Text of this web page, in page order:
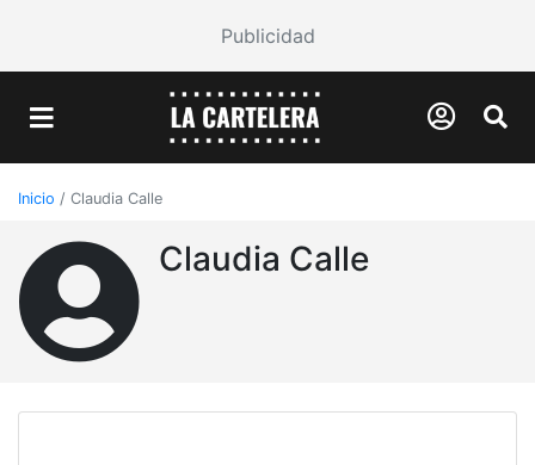
Publicidad
Inicio / Claudia Calle
Claudia Calle